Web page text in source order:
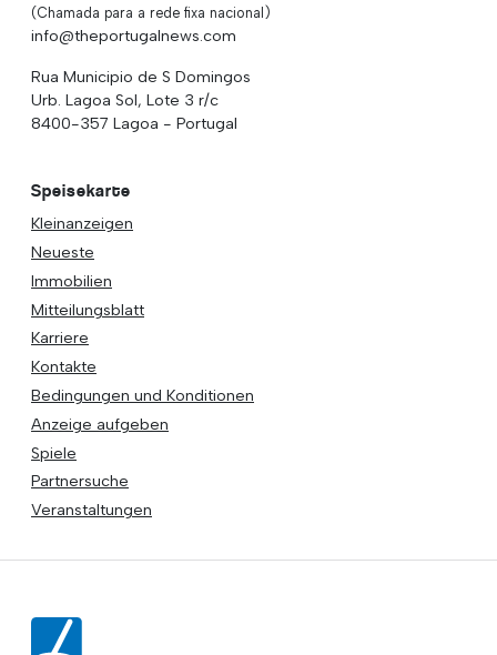
(Chamada para a rede fixa nacional)
info@theportugalnews.com
Rua Municipio de S Domingos
Urb. Lagoa Sol, Lote 3 r/c
8400-357 Lagoa - Portugal
Speisekarte
Kleinanzeigen
Neueste
Immobilien
Mitteilungsblatt
Karriere
Kontakte
Bedingungen und Konditionen
Anzeige aufgeben
Spiele
Partnersuche
Veranstaltungen